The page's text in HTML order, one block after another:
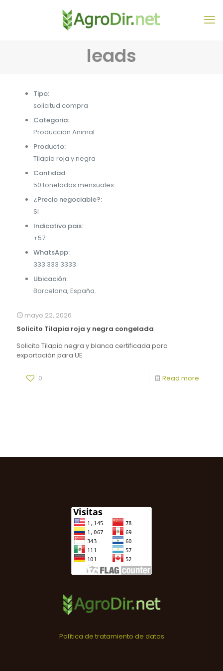
leads
Tipo:
solicitud compra
Categoria:
Produccion Animal
Producto:
Tilapia roja y negra
Cantidad:
50 toneladas mensuales
¿Precio negociable?:
Si
Indicativo pais:
+57
WhatsApp:
333 333 3333
Ubicación:
Barcelona, España.
mayo 22, 2026
Solicito Tilapia roja y negra congelada
Solicito Tilapia negra y blanca certificada para
exportación para UE
0 Read more
Política de tratamiento de datos